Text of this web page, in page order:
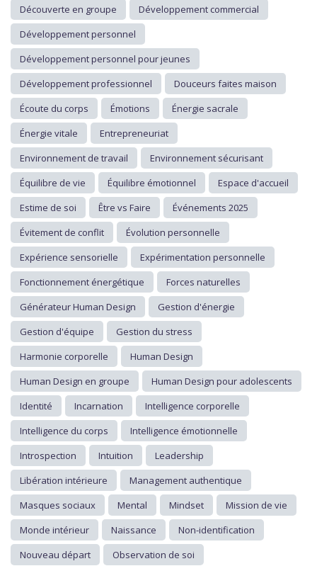
Découverte en groupe
Développement commercial
Développement personnel
Développement personnel pour jeunes
Développement professionnel
Douceurs faites maison
Écoute du corps
Émotions
Énergie sacrale
Énergie vitale
Entrepreneuriat
Environnement de travail
Environnement sécurisant
Équilibre de vie
Équilibre émotionnel
Espace d'accueil
Estime de soi
Être vs Faire
Événements 2025
Évitement de conflit
Évolution personnelle
Expérience sensorielle
Expérimentation personnelle
Fonctionnement énergétique
Forces naturelles
Générateur Human Design
Gestion d'énergie
Gestion d'équipe
Gestion du stress
Harmonie corporelle
Human Design
Human Design en groupe
Human Design pour adolescents
Identité
Incarnation
Intelligence corporelle
Intelligence du corps
Intelligence émotionnelle
Introspection
Intuition
Leadership
Libération intérieure
Management authentique
Masques sociaux
Mental Mindset
Mission de vie
Monde intérieur
Naissance
Non-identification
Nouveau départ
Observation de soi